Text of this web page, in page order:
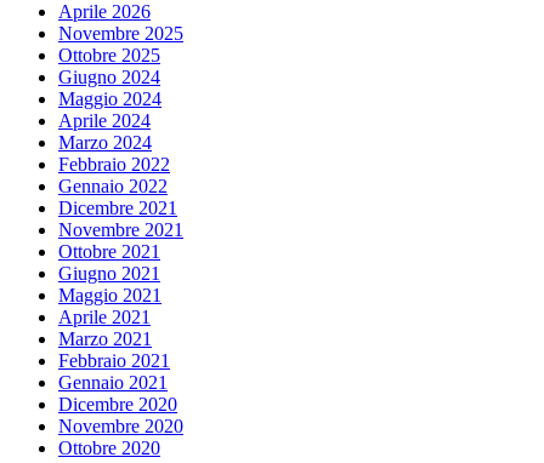
Aprile 2026
Novembre 2025
Ottobre 2025
Giugno 2024
Maggio 2024
Aprile 2024
Marzo 2024
Febbraio 2022
Gennaio 2022
Dicembre 2021
Novembre 2021
Ottobre 2021
Giugno 2021
Maggio 2021
Aprile 2021
Marzo 2021
Febbraio 2021
Gennaio 2021
Dicembre 2020
Novembre 2020
Ottobre 2020